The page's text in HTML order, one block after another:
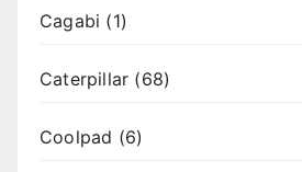
Cagabi (1)
Caterpillar (68)
Coolpad (6)